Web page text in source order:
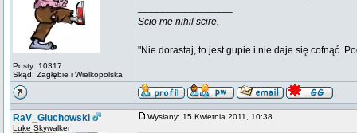
Posty: 10317
Skąd: Zagłębie i Wielkopolska
Scio me nihil scire.
"Nie dorastaj, to jest gupie i nie daje się cofnąć.
RaV_Gluchowski
Luke Skywalker
Wysłany: 15 Kwietnia 2011, 10:38